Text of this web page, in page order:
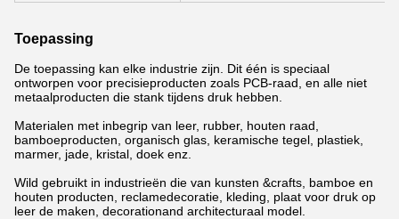
Toepassing
De toepassing kan elke industrie zijn. Dit één is speciaal
ontworpen voor precisieproducten zoals PCB-raad, en alle niet
metaalproducten die stank tijdens druk hebben.
Materialen met inbegrip van leer, rubber, houten raad,
bamboeproducten, organisch glas, keramische tegel, plastiek,
marmer, jade, kristal, doek enz.
Wild gebruikt in industrieën die van kunsten &crafts, bamboe en
houten producten, reclamedecoratie, kleding, plaat voor druk op
leer de maken, decorationand architecturaal model.